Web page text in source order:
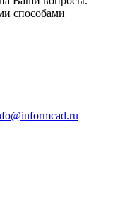
способами